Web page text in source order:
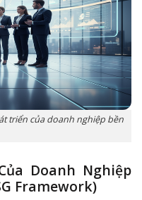
triển của doanh nghiệp bền
Doanh Nghiệp
Framework)